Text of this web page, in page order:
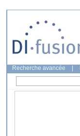
Recherche avancée